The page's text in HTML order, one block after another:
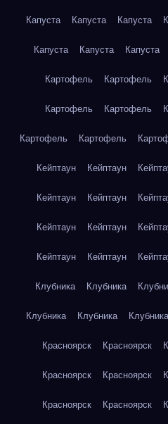
Капуста Капуста Капуста
Капуста Капуста Капуста
Картофель Картофель
Картофель Картофель
Картофель Картофель
Кейптаун Кейптаун
Кейптаун Кейптаун
Кейптаун Кейптаун
Кейптаун Кейптаун
Клубника Клубника
Клубника Клубника Клубника
Красноярск Красноярск
Красноярск Красноярск
Красноярск Красноярск